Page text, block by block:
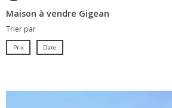
Maison à vendre Gigean
Trier par
Prix Date